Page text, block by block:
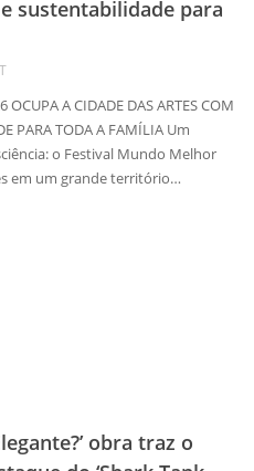
sustentabilidade para
A CIDADE DAS ARTES COM
PARA TODA A FAMÍLIA Um
o Festival Mundo Melhor
em um grande território…
obra traz o